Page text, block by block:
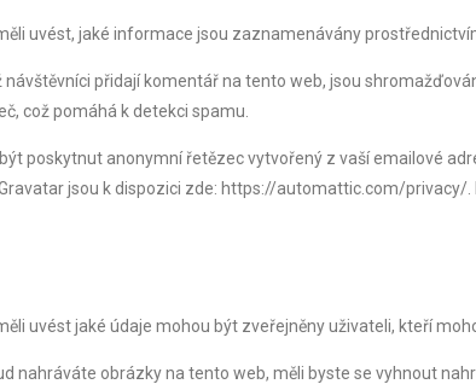
uvést, jaké informace jsou zaznamenávány
návštěvníci přidají komentář na tento web, jsou
což pomáhá k detekci spamu.
poskytnut anonymní řetězec vytvořený z vaší emailové
jsou k dispozici zde: https://automattic.com/
uvést jaké údaje mohou být zveřejněny uživateli, kteří
nahráváte obrázky na tento web, měli byste se vyhnout